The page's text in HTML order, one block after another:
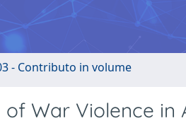
- Contributo in volume
War Violence in